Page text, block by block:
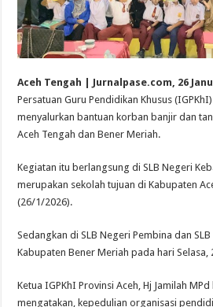
Aceh Tengah | Jurnalpase.com, 26
Persatuan Guru Pendidikan Khusus
menyalurkan bantuan korban banjir dan
Aceh Tengah dan Bener Meriah.
Kegiatan itu berlangsung di SLB Negeri
merupakan sekolah tujuan di Kabupaten
(26/1/2026).
Sedangkan di SLB Negeri Pembina dan
Kabupaten Bener Meriah pada hari Selasa,
Ketua IGPKhI Provinsi Aceh, Hj Jamilah
mengatakan, kepedulian organisasi